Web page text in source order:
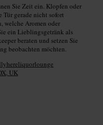
Sie Zeit ein. Klopfen oder
gerade nicht sofort
welche Aromen oder
ein Lieblingsgetränk als
beraten und setzen Sie
beobachten möchten.
UK